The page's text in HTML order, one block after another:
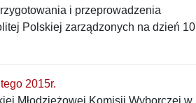
i przeprowadzenia
Polskiej zarządzonych na dzień 10
2015r.
Młodzieżowej Komisji Wyborczej w